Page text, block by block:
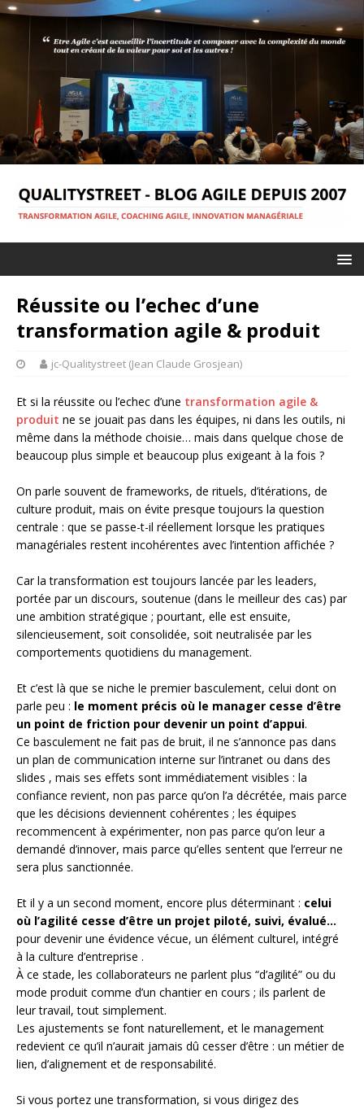
Réussite ou l’echec d’une
transformation agile & produit
jc-Qualitystreet (Jean Claude Grosjean)
Et si la réussite ou l’echec d’une transformation agile &
produit ne se jouait pas dans les équipes, ni dans les outils, ni
même dans la méthode choisie… mais dans quelque chose de
beaucoup plus simple et beaucoup plus exigeant à la fois ?
On parle souvent de frameworks, de rituels, d’itérations, de
culture produit, mais on évite presque toujours la question
centrale : que se passe-t-il réellement lorsque les pratiques
managériales restent incohérentes avec l’intention affichée ?
Car la transformation est toujours lancée par les leaders,
portée par un discours, soutenue (dans le meilleur des cas) par
une ambition stratégique ; pourtant, elle est ensuite,
silencieusement, soit consolidée, soit neutralisée par les
comportements quotidiens du management.
Et c’est là que se niche le premier basculement, celui dont on
parle peu : le moment précis où le manager cesse d’être
un point de friction pour devenir un point d’appui.
Ce basculement ne fait pas de bruit, il ne s’annonce pas dans
un plan de communication interne sur l’intranet ou dans des
slides , mais ses effets sont immédiatement visibles : la
confiance revient, non pas parce qu’on l’a décrétée, mais parce
que les décisions deviennent cohérentes ; les équipes
recommencent à expérimenter, non pas parce qu’on leur a
demandé d’innover, mais parce qu’elles sentent que l’erreur ne
sera plus sanctionnée.
Et il y a un second moment, encore plus déterminant : celui
où l’agilité cesse d’être un projet piloté, suivi, évalué…
pour devenir une évidence vécue, un élément culturel, intégré
à la culture d’entreprise .
À ce stade, les collaborateurs ne parlent plus “d’agilité” ou du
mode produit comme d’un chantier en cours ; ils parlent de
leur travail, tout simplement.
Les ajustements se font naturellement, et le management
redevient ce qu’il n’aurait jamais dû cesser d’être : un métier de
lien, d’alignement et de responsabilité.
Si vous portez une transformation, si vous dirigez des